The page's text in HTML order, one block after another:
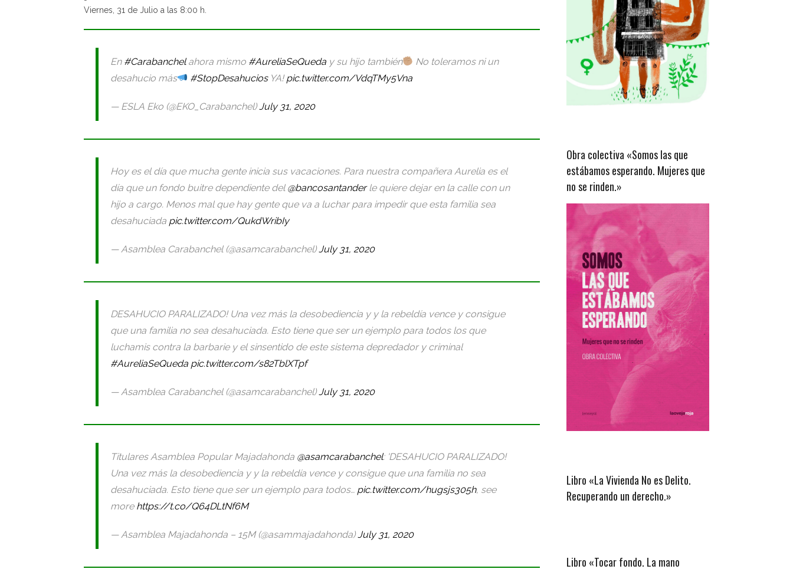
Viernes, 31 de Julio a las 8:00 h.
En #Carabanchelahora mismo #AureliaSeQueda y su hijo también
No toleramos ni un
desahucio más
#StopDesahuciosYA! pic.twitter.com/VdqTMy5Vna
— ESLA Eko (@EKO_Carabanchel)July 31, 2020
Hoy es el día que mucha gente inicia sus vacaciones. Para nuestra compañera Aurelia es el
día que un fondo buitre dependiente del @bancosantanderle quiere dejar en la calle con un
hijo a cargo. Menos mal que hay gente que va a luchar para impedir que esta familia sea
desahuciada pic.twitter.com/QukdWribIy
— Asamblea Carabanchel (@asamcarabanchel)July 31, 2020
DESAHUCIO PARALIZADO! Una vez más la desobediencia y y la rebeldía vence y consigue
que una familia no sea desahuciada. Esto tiene que ser un ejemplo para todos los que
luchamis contra la barbarie y el sinsentido de este sistema depredador y criminal
#AureliaSeQueda pic.twitter.com/s82TblXTpf
— Asamblea Carabanchel (@asamcarabanchel)July 31, 2020
Titulares Asamblea Popular Majadahonda @asamcarabanchel: 'DESAHUCIO PARALIZADO!
Una vez más la desobediencia y y la rebeldía vence y consigue que una familia no sea
desahuciada. Esto tiene que ser un ejemplo para todos… pic.twitter.com/hugsjs305h, see
more https://t.co/Q64DLtNf6M
— Asamblea Majadahonda – 15M (@asammajadahonda)July 31, 2020
Obra colectiva «Somos las que
estábamos esperando. Mujeres que
no se rinden.»
Libro «La Vivienda No es Delito.
Recuperando un derecho.»
Libro «Tocar fondo. La mano